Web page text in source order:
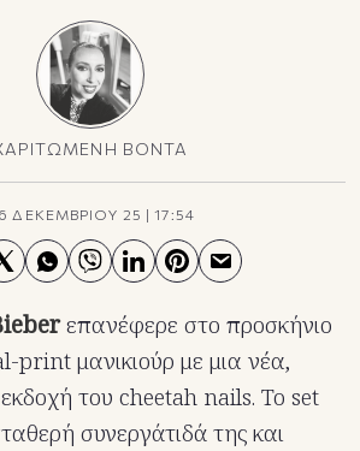
ΒΟΝΤΑ
ΔΕΚΕΜΒΡΙΟΥ 25 |17:54
επανέφερε στο προσκήνιο
print μανικιούρ με μια νέα,
εκδοχή του cheetah nails. Το set
συνεργάτιδά της και